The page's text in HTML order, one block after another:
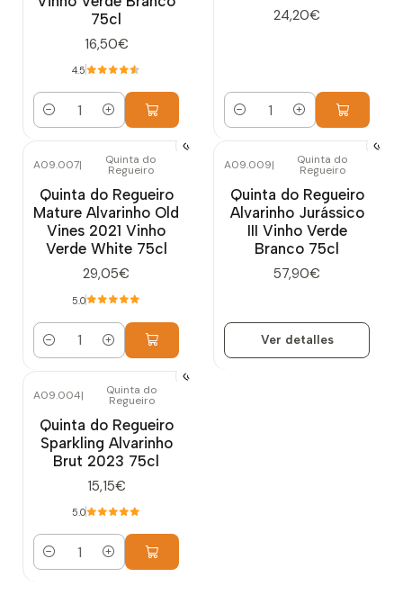
75cl
16,50€
4.5
Cantidad
24,20€
Cantidad
A09.007| Quinta do
Regueiro
Quinta do Regueiro
Mature Alvarinho Old
Vines 2021 Vinho
Verde White 75cl
29,05€
5.0
Cantidad
Agotado
A09.009| Quinta do
Regueiro
Quinta do Regueiro
Alvarinho Jurássico
III Vinho Verde
Branco 75cl
57,90€
Ver detalles
A09.004| Quinta do
Regueiro
Quinta do Regueiro
Sparkling Alvarinho
Brut 2023 75cl
15,15€
5.0
Cantidad